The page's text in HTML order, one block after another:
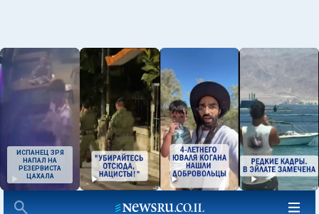
ИСПАНЕЦ ЗРЯ
НАПАЛ НА
РЕЗЕРВИСТА
ЦАХАЛА